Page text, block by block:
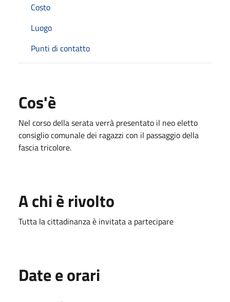
Costo
Luogo
Punti di contatto
Cos'è
Nel corso della serata verrà presentato il neo eletto
consiglio comunale dei ragazzi con il passaggio della
fascia tricolore.
A chi è rivolto
Tutta la cittadinanza è invitata a partecipare
Date e orari